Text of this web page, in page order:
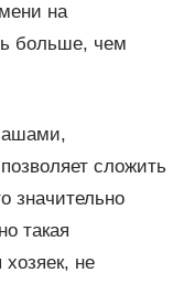
на
больше, чем
сложить
значительно
такая
не